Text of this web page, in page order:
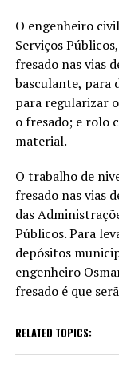
O engenheiro
Serviços
fresado nas vias
basculante, para
para regularizar
o fresado; e rolo
material.
O trabalho de
fresado nas vias
das
Públicos. Para
depósitos
engenheiro
fresado é que
RELATED TOPICS: